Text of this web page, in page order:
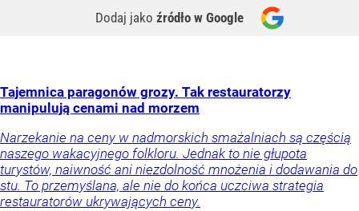
Dodaj jako źródło w Google
Tajemnica paragonów grozy. Tak restauratorzy
manipulują cenami nad morzem
Narzekanie na ceny w nadmorskich smażalniach są częścią
naszego wakacyjnego folkloru. Jednak to nie głupota
turystów, naiwność ani niezdolność mnożenia i dodawania do
stu. To przemyślana, ale nie do końca uczciwa strategia
restauratorów ukrywających ceny.